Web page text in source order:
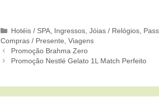
Categorias
Hotéis / SPA Ingressos ,Jóias / Relógios
Compras / Presente Viagens
Promoção Brahma Zero
Promoção Nestlé Gelato 1L Match Perfeito